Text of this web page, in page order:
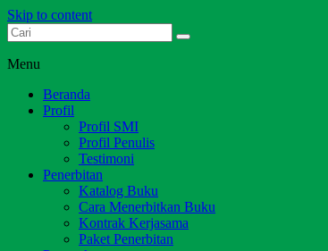
Skip to content
Dari Jambi untuk Indonesia
Menu
Beranda
Profil
Profil SMI
Profil Penulis
Testimoni
Penerbitan
Katalog Buku
Cara Menerbitkan Buku
Kontrak Kerjasama
Paket Penerbitan